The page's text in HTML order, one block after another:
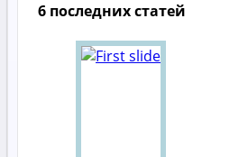
6 последних статей